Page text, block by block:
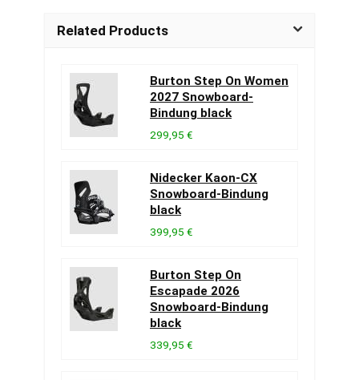
Related Products
Burton Step On Women
2027 Snowboard-
Bindung black
299,95 €
Nidecker Kaon-CX
Snowboard-Bindung
black
399,95 €
Burton Step On
Escapade 2026
Snowboard-Bindung
black
339,95 €